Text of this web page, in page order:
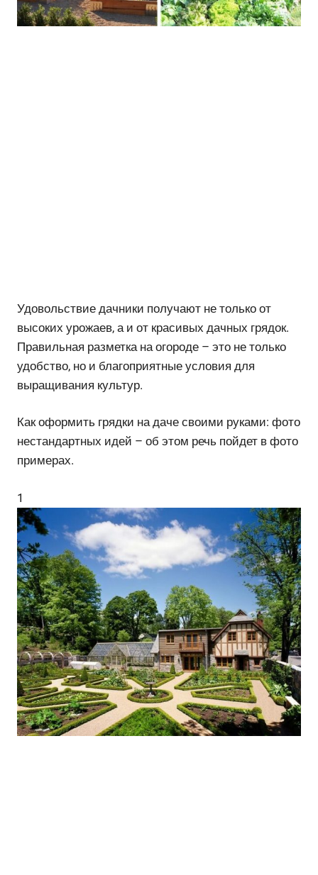
Удовольствие дачники получают не только от
высоких урожаев, а и от красивых дачных грядок.
Правильная разметка на огороде – это не только
удобство, но и благоприятные условия для
выращивания культур.
Как оформить грядки на даче своими руками: фото
нестандартных идей – об этом речь пойдет в фото
примерах.
1